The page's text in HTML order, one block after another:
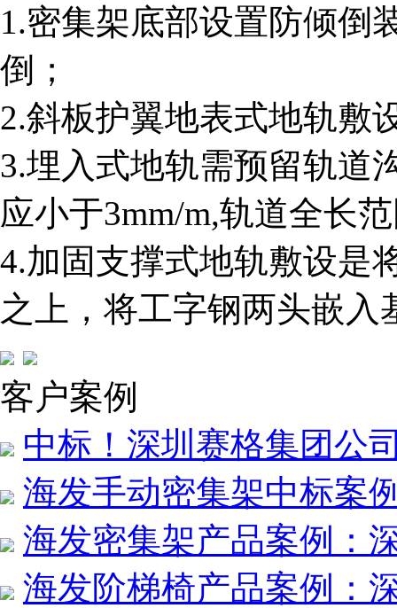
1.密集架底部设置防倾倒
倒；
2.斜板护翼地表式地轨敷
3.埋入式地轨需预留轨道
应小于3mm/m,轨道全长
4.加固支撑式地轨敷设是
之上，将工字钢两头嵌入
客户案例
中标！深圳赛格集团公
海发手动密集架中标案
海发密集架产品案例：
海发阶梯椅产品案例：